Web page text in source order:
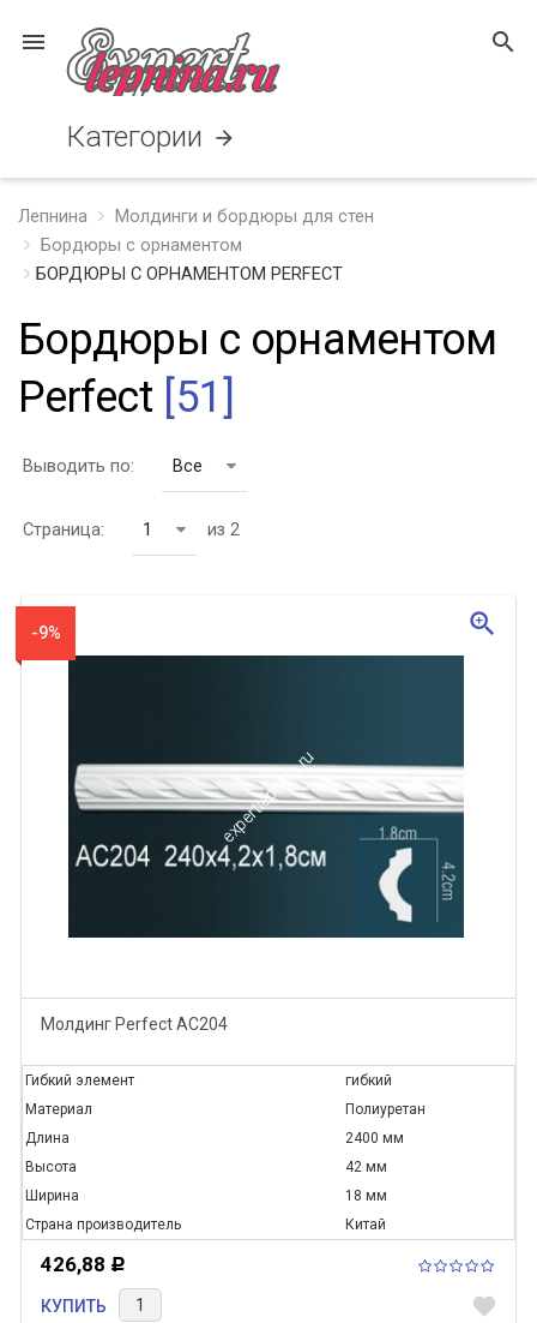
menu search
Категории arrow_forward
Лепнина
Молдинги и бордюры для стен
Бордюры с орнаментом
БОРДЮРЫ С ОРНАМЕНТОМ PERFECT
Бордюры с орнаментом
Perfect[51]
Выводить по: Все
Страница: 1 из 2
-9%
Молдинг Perfect AC204
Гибкий элемент
гибкий
Материал
Полиуретан
Длина
2400 мм
Высота
42 мм
Ширина
18 мм
Страна производитель
Китай
426,88 Р
КУПИТЬ favorite
zoom_in